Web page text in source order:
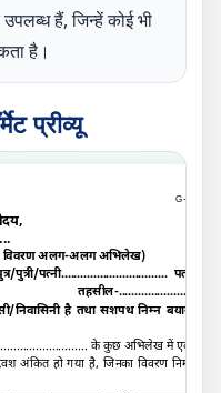
हैं, जिन्हें कोई भी
है।
प्रीव्यू
G-
,
विवरण अलग-अलग अभिलेख)
पत्नी................................. पता
तहसील-.......................
निवासिनी है तथा सशपथ निम्न बयान
के कुछ अभिलेख में एक
अंकित हो गया है, जिनका विवरण निम्न